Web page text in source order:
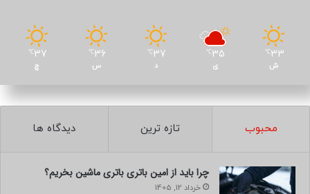
33
℃
ش
35
℃
ی
37
℃
د
36
℃
س
37
℃
چ
محبوب تازه ترین دیدگاه ها
چرا باید از امین باتری باتری ماشین بخریم؟
خرداد 12, 1405